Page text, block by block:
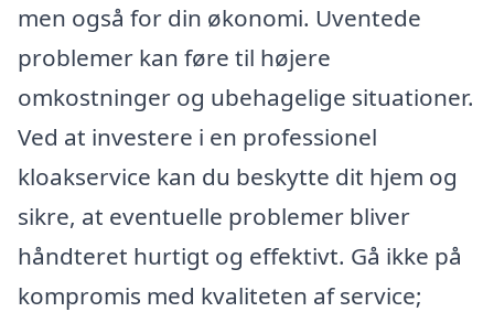
men også for din økonomi. Uventede
problemer kan føre til højere
omkostninger og ubehagelige situationer.
Ved at investere i en professionel
kloakservice kan du beskytte dit hjem og
sikre, at eventuelle problemer bliver
håndteret hurtigt og effektivt. Gå ikke på
kompromis med kvaliteten af service;